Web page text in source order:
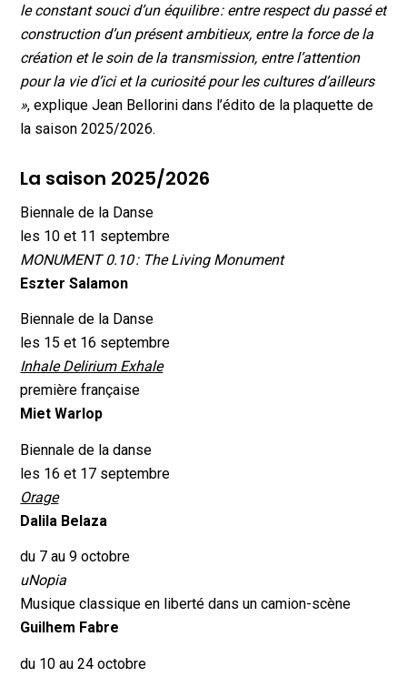
le constant souci d’un équilibre : entre respect du passé et
construction d’un présent ambitieux, entre la force de la
création et le soin de la transmission, entre l’attention
pour la vie d’ici et la curiosité pour les cultures d’ailleurs
», explique Jean Bellorini dans l’édito de la plaquette de
la saison 2025/2026.
La saison 2025/2026
Biennale de la Danse
les 10 et 11 septembre
MONUMENT 0.10 : The Living Monument
Eszter Salamon
Biennale de la Danse
les 15 et 16 septembre
Inhale Delirium Exhale
première française
Miet Warlop
Biennale de la danse
les 16 et 17 septembre
Orage
Dalila Belaza
du 7 au 9 octobre
uNopia
Musique classique en liberté dans un camion-scène
Guilhem Fabre
du 10 au 24 octobre